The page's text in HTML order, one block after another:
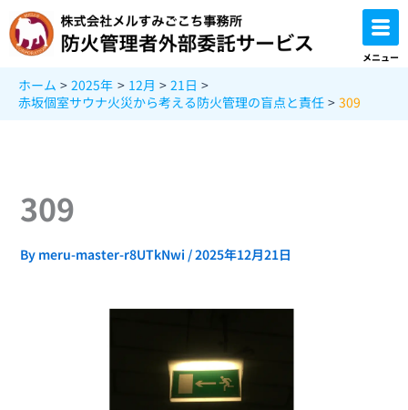
容
を
メニュー
ホーム 2025年 12月
21日
赤坂個室サウナ火災から考える防火管理の盲点と責任
309
309
By meru-master-r8UTkNwi /2025年12月21日